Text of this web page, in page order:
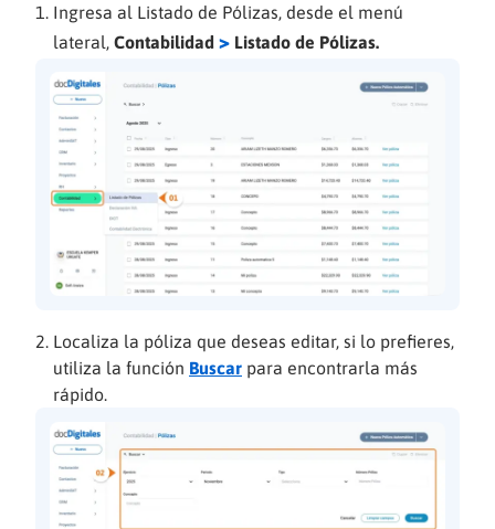
Ingresa al Listado de Pólizas, desde el menú
lateral, Contabilidad > Listado de Pólizas.
Localiza la póliza que deseas editar, si lo prefieres,
utiliza la función Buscar para encontrarla más
rápido.